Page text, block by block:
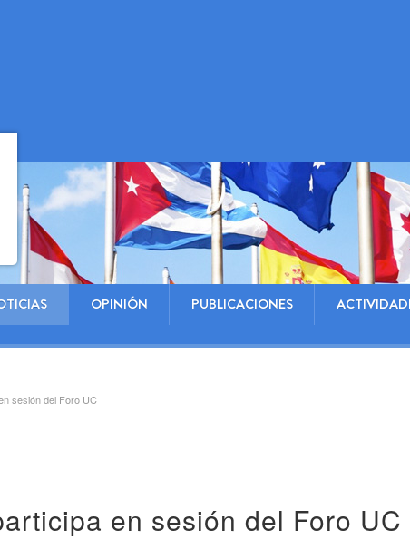
OPINIÓN PUBLICACIONES
sesión del Foro UC
en sesión del Foro UC